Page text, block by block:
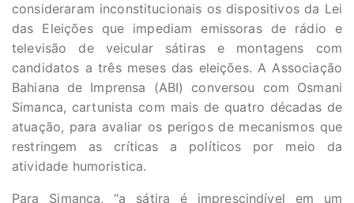
consideraram inconstitucionais os dispositivos da Lei
das Eleições que impediam emissoras de rádio e
televisão de veicular sátiras e montagens com
candidatos a três meses das eleições. A Associação
Bahiana de Imprensa (ABI) conversou com Osmani
Simanca, cartunista com mais de quatro décadas de
atuação, para avaliar os perigos de mecanismos que
restringem as críticas a políticos por meio da
atividade humoristica.
Para Simanca, “a sátira é imprescindível em um